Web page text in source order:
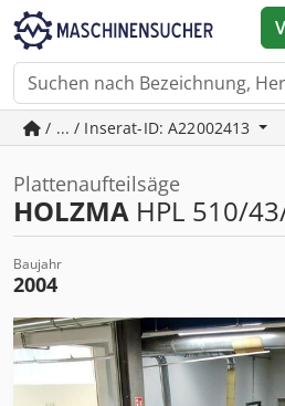
/ ... / Inserat-ID: A22002413
Plattenaufteilsäge
HOLZMA HPL 510/
Baujahr
2004